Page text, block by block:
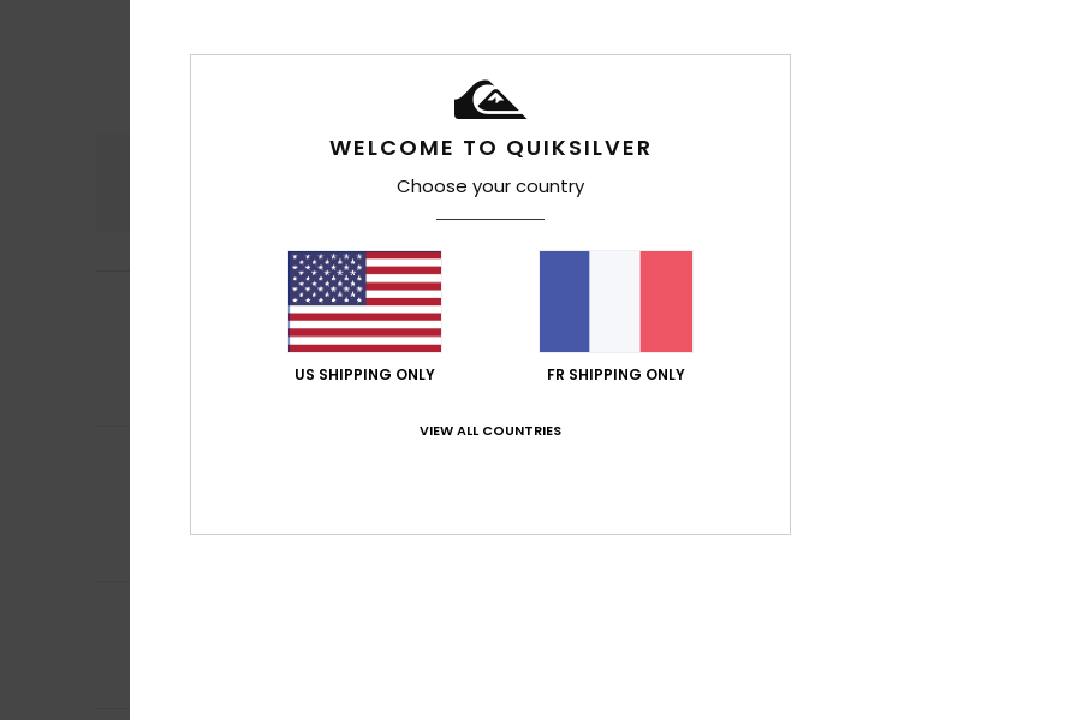
Confort
Rapport qualité / prix
Ana Piedad
Parce qu'elle est un peu petite
Afficher original - Castellano
Rapport qualité / prix: 3/5 Taille: Taille parfaite
WELCOME TO QUIKSILVER
Choose your country
US SHIPPING ONLY FR SHIPPING ONLY
VIEW ALL COUNTRIES